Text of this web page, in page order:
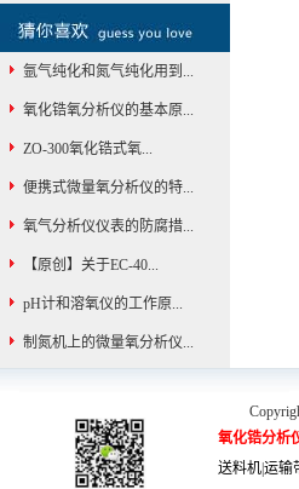
氩气纯化和氮气纯化用到...
氧化锆氧分析仪的基本原...
ZO-300氧化锆式氧...
便携式微量氧分析仪的特...
氧气分析仪仪表的防腐措...
【原创】关于EC-40...
pH计和溶氧仪的工作原...
制氮机上的微量氧分析仪...
氧化锆分析
送料机运输